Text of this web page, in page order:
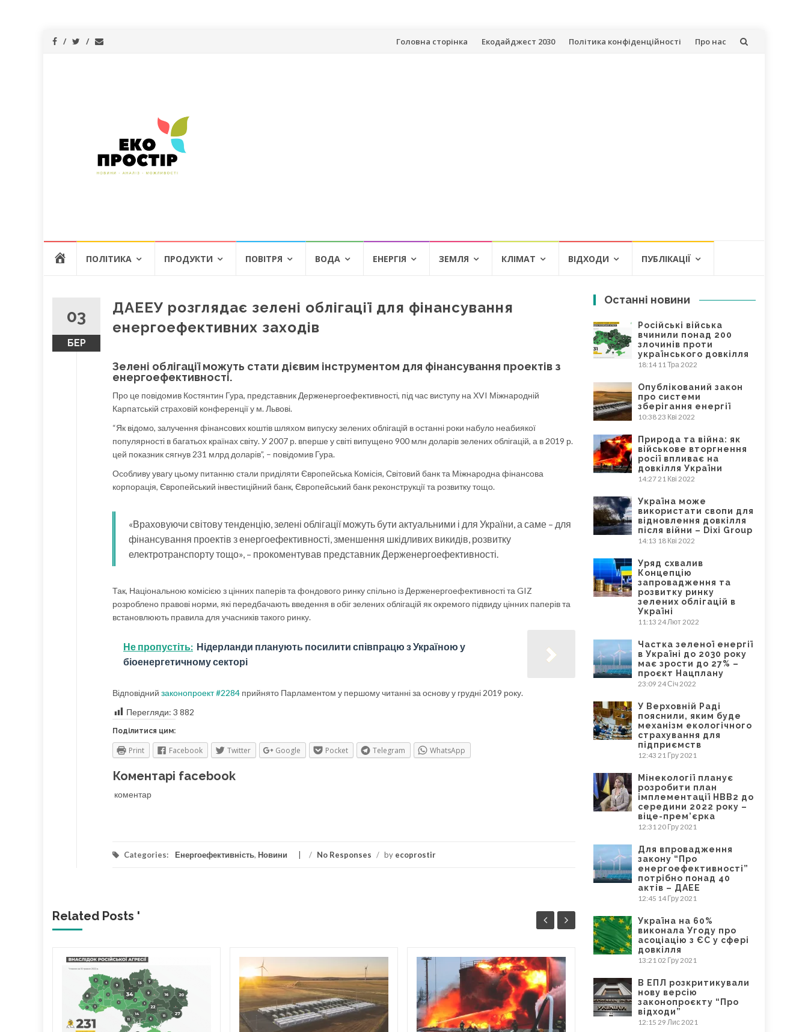
Skip
Головна сторінка Екодайджест 2030 Політика конфіденційності Про нас
Н
ПОЛІТИКА ПРОДУКТИ ПОВІТРЯ ВОДА ЕНЕРГІЯ ЗЕМЛЯ КЛІМАТ ВІДХОДИ ПУБЛІКАЦІЇ
03
БЕР
ДАЕЕУ розглядає зелені облігації для фінансування
енергоефективних заходів
Зелені облігації можуть стати дієвим інструментом для фінансування проектів з
енергоефективності.
Про це повідомив Костянтин Гура, представник Держенергоефективності, під час виступу на ХVI Міжнародній
Карпатській страховій конференції у м. Львові.
“Як відомо, залучення фінансових коштів шляхом випуску зелених облігацій в останні роки набуло неабиякої
популярності в багатьох країнах світу. У 2007 р. вперше у світі випущено 900 млн доларів зелених облігацій, а в 2019 р.
цей показник сягнув 231 млрд доларів”, – повідомив Гура.
Особливу увагу цьому питанню стали приділяти Європейська Комісія, Світовий банк та Міжнародна фінансова
корпорація, Європейський інвестиційний банк, Європейський банк реконструкції та розвитку тощо.
«Враховуючи світову тенденцію, зелені облігації можуть бути актуальними і для України, а саме – для
фінансування проектів з енергоефективності, зменшення шкідливих викидів, розвитку
електротранспорту тощо», – прокоментував представник Держенергоефективності.
Так, Національною комісією з цінних паперів та фондового ринку спільно із Держенергоефективності та GIZ
розроблено правові норми, які передбачають введення в обіг зелених облігацій як окремого підвиду цінних паперів та
встановлюють правила для учасників такого ринку.
Не пропустіть: Нідерланди планують посилити співпрацю з Україною у
біоенергетичному секторі
Відповідний законопроект #2284 прийнято Парламентом у першому читанні за основу у грудні 2019 року.
Перегляди: 3 882
Поділитися цим:
Print Facebook Twitter Google Pocket Telegram WhatsApp
Коментарі facebook
коментар
Categories: Енергоефективність, Новини / No Responses / by ecoprostir
Related Posts '
18
КВІ
використати свопи
для відновлення
довкілля після війни
– Dixi Group
Останні новини
Російські війська
вчинили понад 200
злочинів проти
українського довкілля
18:14 11 Тра 2022
Опублікований закон
про системи
зберігання енергії
10:3823 Кві 2022
Природа та війна: як
військове вторгнення
росії впливає на
довкілля України
14:2721 Кві 2022
Україна може
використати свопи для
відновлення довкілля
після війни – Dixi Group
14:13 18 Кві 2022
Уряд схвалив
Концепцію
запровадження та
розвитку ринку
зелених облігацій в
Україні
11:13 24 Лют 2022
Частка зеленої енергії
в Україні до 2030 року
має зрости до 27% –
проєкт Нацплану
23:09 24 Січ 2022
У Верховній Раді
пояснили, яким буде
механізм екологічного
страхування для
підприємств
12:43 21 Гру 2021
Мінекології планує
розробити план
імплементації НВВ2 до
середини 2022 року –
віце-прем’єрка
12:3120 Гру 2021
Для впровадження
закону “Про
енергоефективності”
потрібно понад 40
актів – ДАЕЕ
12:45 14 Гру 2021
Україна на 60%
виконала Угоду про
асоціацію з ЄС у сфері
довкілля
13:21 02 Гру 2021
В ЕПЛ розкритикували
нову версію
законопроєкту “Про
відходи”
12:15 29 Лис 2021